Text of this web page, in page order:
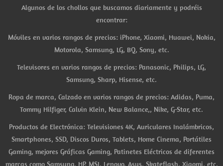
Algunos de los chollos que buscamos diariamente y podréis
encontrar:
Móviles en varios rangos de precios: iPhone, Xiaomi, Huawei, Nokia,
Motorola, Samsung, LG, BQ, Sony, etc.
Televisores en varios rangos de precios: Panasonic, Philips, LG,
Samsung, Sharp, Hisense, etc.
Ropa de marca, Calzado en varios rangos de precios: Adidas, Puma,
Tommy Hilfiger, Calvin Klein, New Balance,, Nike, G-Star, etc.
Productos de Electrónica: Televisiones 4K, Auriculares Inalámbricos,
Smartphones, SSD, Discos Duros, Tablets, Home Cinema, Portátiles
Gaming, mejores Gráficas Gaming, Patinetes Eléctricos de diferentes
marcas como Samsung, HP, MSI, Lenovo, Asus, Skateflash, Xiaomi, etc.